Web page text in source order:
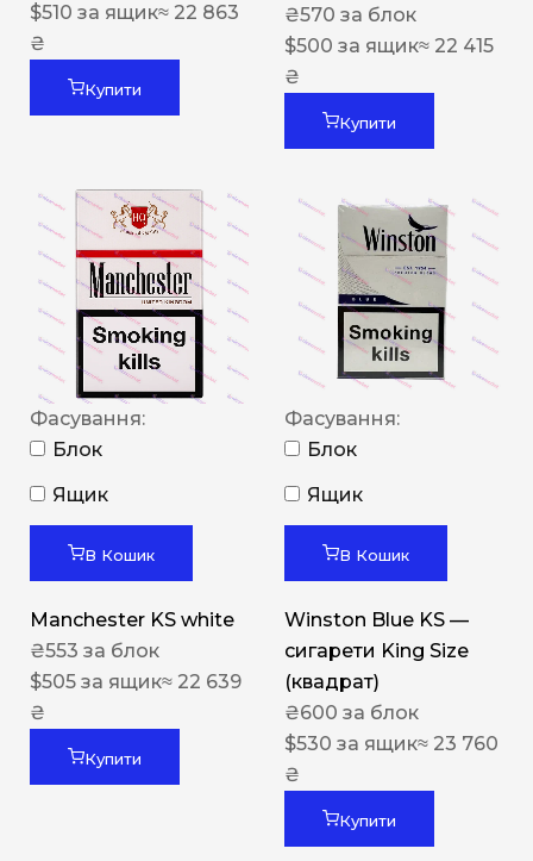
$510 за ящик≈ 22 863
₴
Купити
₴570 за блок
$500 за ящик≈ 22 415
₴
Купити
Фасування:
Блок
Ящик
В Кошик
Manchester KS white
₴553 за блок
$505 за ящик≈ 22 639
₴
Купити
Фасування:
Блок
Ящик
В Кошик
Winston Blue KS —
сигарети King Size
(квадрат)
₴600 за блок
$530 за ящик≈ 23 760
₴
Купити